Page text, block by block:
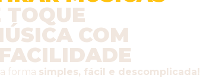
TOQUE
COM
forma simples, fácil e descomplicada!